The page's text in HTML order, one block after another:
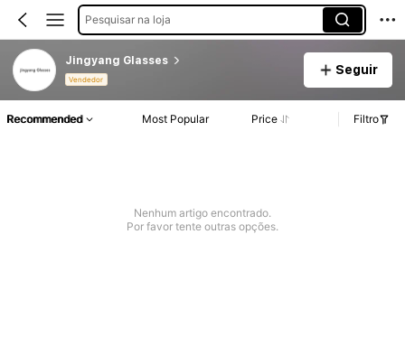
Pesquisar na loja
Jingyang Glasses
Vendedor
Seguir
Recommended Most Popular Price Filtro
Nenhum artigo encontrado.
Por favor tente outras opções.